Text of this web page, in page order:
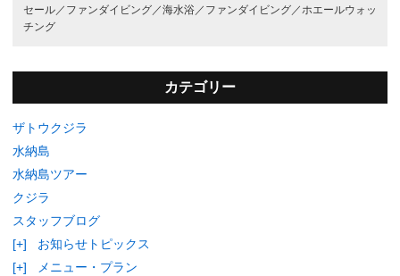
セール／ ファンダイビング／海水浴／ ファンダイビング／ ホエールウォッ
チング
カテゴリー
ザトウクジラ
水納島
水納島ツアー
クジラ
スタッフブログ
[+]
お知らせトピックス
[+]
メニュー・プラン